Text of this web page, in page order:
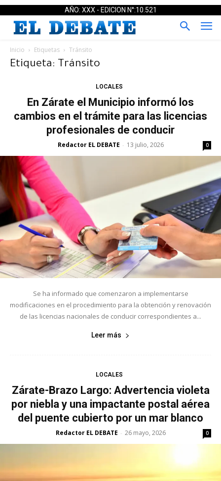
AÑO: XXX - EDICION N°:10.521
Inicio Etiquetas Tránsito
Etiqueta: Tránsito
LOCALES
En Zárate el Municipio informó los
cambios en el trámite para las licencias
profesionales de conducir
Redactor EL DEBATE - 13 julio, 2026 0
Se ha informado que comenzaron a implementarse
modificaciones en el procedimiento para la obtención y renovación
de las licencias nacionales de conducir correspondientes a...
Leer más
LOCALES
Zárate-Brazo Largo: Advertencia violeta
por niebla y una impactante postal aérea
del puente cubierto por un mar blanco
Redactor EL DEBATE - 26 mayo, 2026 0